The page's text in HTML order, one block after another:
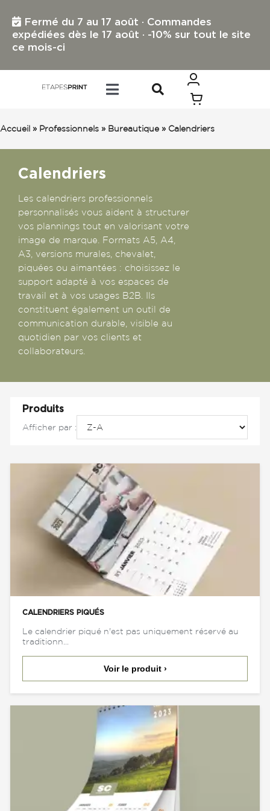
contenuFermé du 7 au 17 août · Commandes
expédiées dès le 17 août · -10% sur tout le site
ce mois-ci
Toggle
TOUS LES PRODUITS
IMPRESSION GRAND FORMAT
PROFESSIONNELS
Accueil» Professionnels» Bureautique» Calendriers
Calendriers
Les calendriers professionnels
personnalisés vous aident à structurer
vos plannings tout en valorisant votre
image de marque. Formats A5, A4,
A3, versions murales, chevalet,
piquées ou aimantées : choisissez le
support adapté à vos espaces de
travail et à vos usages B2B. Ils
constituent également un outil de
communication durable, visible au
quotidien par vos clients et
collaborateurs.
Produits
Afficher par :
CALENDRIERS PIQUÉS
Le calendrier piqué n'est pas uniquement réservé au
traditionn...
Voir le produit ›